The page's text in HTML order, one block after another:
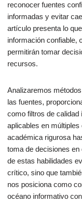
reconocer fuentes
informadas y evitar
artículo presenta lo
información confiable,
permitirán tomar
recursos.
Analizaremos
las fuentes,
como filtros de
aplicables en
académica rigurosa
toma de decisiones
de estas habilidades
crítico, sino que
nos posiciona como
océano informativo